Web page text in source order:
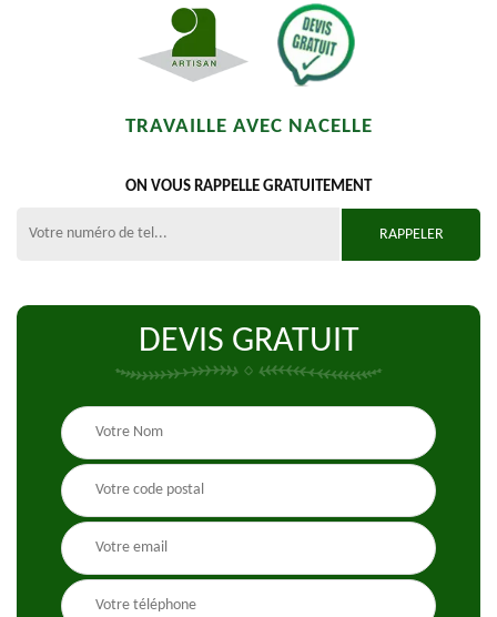
TRAVAILLE AVEC NACELLE
ON VOUS RAPPELLE GRATUITEMENT
DEVIS GRATUIT